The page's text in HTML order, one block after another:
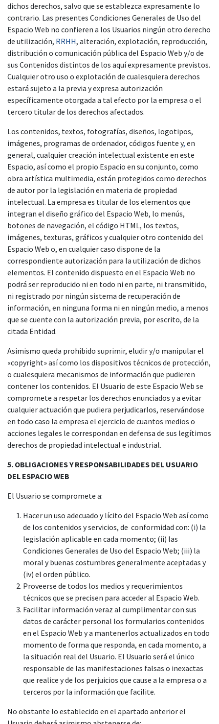
dichos derechos, salvo que se establezca expresamente lo
contrario. Las presentes Condiciones Generales de Uso del
Espacio Web no confieren a los Usuarios ningún otro derecho
de utilización, RRHH, alteración, explotación, reproducción,
distribución o comunicación pública del Espacio Web y/o de
sus Contenidos distintos de los aquí expresamente previstos.
Cualquier otro uso o explotación de cualesquiera derechos
estará sujeto a la previa y expresa autorización
específicamente otorgada a tal efecto por la empresa o el
tercero titular de los derechos afectados.
Los contenidos, textos, fotografías, diseños, logotipos,
imágenes, programas de ordenador, códigos fuente y, en
general, cualquier creación intelectual existente en este
Espacio, así como el propio Espacio en su conjunto, como
obra artística multimedia, están protegidos como derechos
de autor por la legislación en materia de propiedad
intelectual. La empresa es titular de los elementos que
integran el diseño gráfico del Espacio Web, lo menús,
botones de navegación, el código HTML, los textos,
imágenes, texturas, gráficos y cualquier otro contenido del
Espacio Web o, en cualquier caso dispone de la
correspondiente autorización para la utilización de dichos
elementos. El contenido dispuesto en el Espacio Web no
podrá ser reproducido ni en todo ni en parte, ni transmitido,
ni registrado por ningún sistema de recuperación de
información, en ninguna forma ni en ningún medio, a menos
que se cuente con la autorización previa, por escrito, de la
citada Entidad.
Asimismo queda prohibido suprimir, eludir y/o manipular el
«copyright» así como los dispositivos técnicos de protección,
o cualesquiera mecanismos de información que pudieren
contener los contenidos. El Usuario de este Espacio Web se
compromete a respetar los derechos enunciados y a evitar
cualquier actuación que pudiera perjudicarlos, reservándose
en todo caso la empresa el ejercicio de cuantos medios o
acciones legales le correspondan en defensa de sus legítimos
derechos de propiedad intelectual e industrial.
5. OBLIGACIONES Y RESPONSABILIDADES DEL USUARIO
DEL ESPACIO WEB
El Usuario se compromete a:
Hacer un uso adecuado y lícito del Espacio Web así como
de los contenidos y servicios, de conformidad con: (i) la
legislación aplicable en cada momento; (ii) las
Condiciones Generales de Uso del Espacio Web; (iii) la
moral y buenas costumbres generalmente aceptadas y
(iv) el orden público.
Proveerse de todos los medios y requerimientos
técnicos que se precisen para acceder al Espacio Web.
Facilitar información veraz al cumplimentar con sus
datos de carácter personal los formularios contenidos
en el Espacio Web y a mantenerlos actualizados en todo
momento de forma que responda, en cada momento, a
la situación real del Usuario. El Usuario será el único
responsable de las manifestaciones falsas o inexactas
que realice y de los perjuicios que cause a la empresa o a
terceros por la información que facilite.
No obstante lo establecido en el apartado anterior el